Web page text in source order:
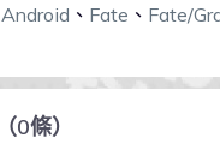
Android 、 Fate 、 Fate/
（0條）